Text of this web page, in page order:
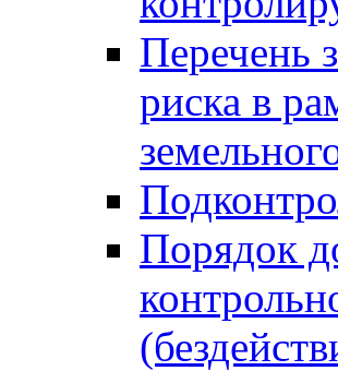
Перечень
риска в
Порядок